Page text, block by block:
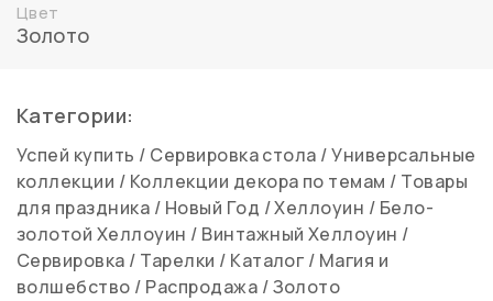
Цвет
Золото
Категории:
Успей купить / Сервировка стола /Универсальные
коллекции / Коллекции декора по темам / Товары
для праздника / Новый Год /Хеллоуин / Бело-
золотой Хеллоуин / Винтажный Хеллоуин /
Сервировка / Тарелки / Каталог / Магия и
волшебство / Распродажа /Золото